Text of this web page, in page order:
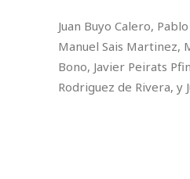
Juan Buyo Calero,
Manuel Sais Martinez,
Bono, Javier Peirats
Rodriguez de Rivera, y